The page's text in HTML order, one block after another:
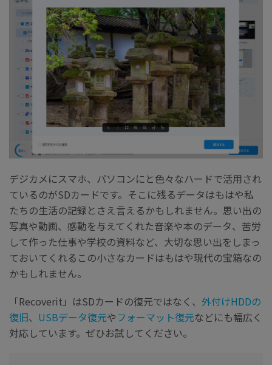
デジカメにスマホ、パソコンにと色々なハードで活用され
ているのがSDカードです。そこに残るデータはもはや私
たちの生活の記録とさえ言えるかもしれません。思い出の
写真や動画、感動を与えてくれた音楽や本のデータ、苦労
して作った仕事や学校の資料など、大切な思い出をしまっ
ておいてくれるこの小さなカードはもはや現代の宝箱なの
かもしれません。
「Recoverit」はSDカードの復元ではなく、 外付けHDDの
復旧、 USBデータ復元やフォーマット復元などにも幅広く
対応しています。ぜひお試してください。